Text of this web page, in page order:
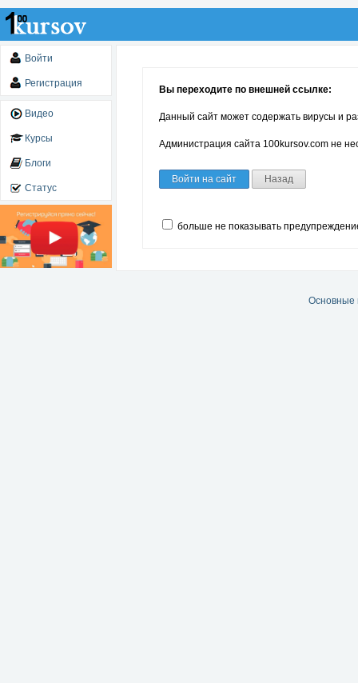
Войти
Регистрация
Видео
Курсы
Блоги
Статус
Вы переходите по внешней ссылке:
Данный сайт может содержать вирусы и
Администрация сайта 100kursov.com не
Войти на сайт Назад
больше не показывать
Основные